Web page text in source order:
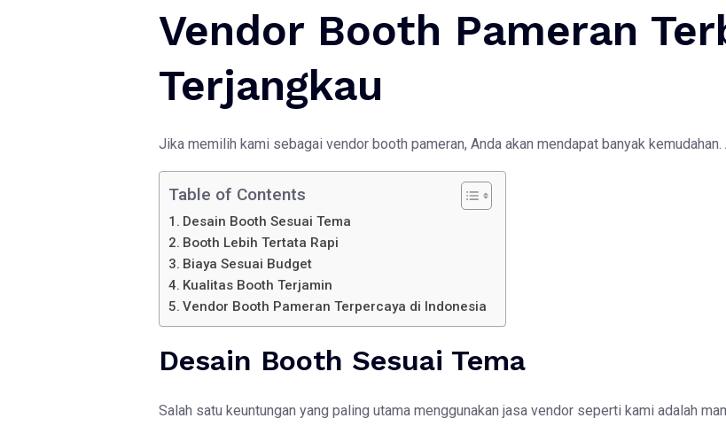
Vendor Booth Pameran
Terjangkau
Jika memilih kami sebagai vendor booth pameran, Anda akan mendapat banyak
Table of Contents
Desain Booth Sesuai Tema
Booth Lebih Tertata Rapi
Biaya Sesuai Budget
Kualitas Booth Terjamin
Vendor Booth Pameran Terpercaya di Indonesia
Desain Booth Sesuai Tema
Salah satu keuntungan yang paling utama menggunakan jasa vendor seperti kami adalah